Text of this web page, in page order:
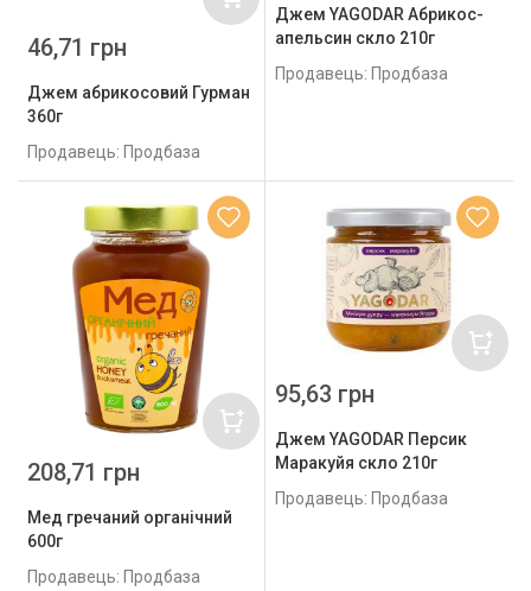
Джем абрикосовий Гурман
360г
Продавець: Продбаза
46,71 грн
Джем YAGODAR Абрикос-
апельсин скло 210г
Продавець: Продбаза
Мед гречаний органічний
600г
Продавець: Продбаза
208,71 грн
Джем YAGODAR Персик
Маракуйя скло 210г
Продавець: Продбаза
95,63 грн